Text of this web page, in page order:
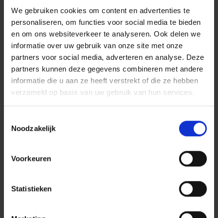
We gebruiken cookies om content en advertenties te
personaliseren, om functies voor social media te bieden
en om ons websiteverkeer te analyseren. Ook delen we
informatie over uw gebruik van onze site met onze
partners voor social media, adverteren en analyse. Deze
partners kunnen deze gegevens combineren met andere
informatie die u aan ze heeft verstrekt of die ze hebben
verzameld op basis van uw gebruik van hun services.
Noodzakelijk
Voorkeuren
Statistieken
resterende pilotperiode worden uitgewerkt en
doorgevoerd.
Lees meer van
Dura Vermeer
Divisie Infra
BEKIJK WERKMAATSCHAPPIJ